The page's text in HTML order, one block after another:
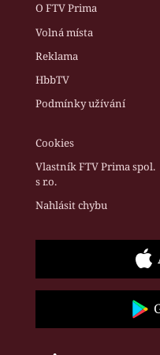
O FTV Prima
Volná místa
Reklama
HbbTV
Podmínky užívání
Cookies
Vlastník FTV Prima spol.
s r.o.
Nahlásit chybu